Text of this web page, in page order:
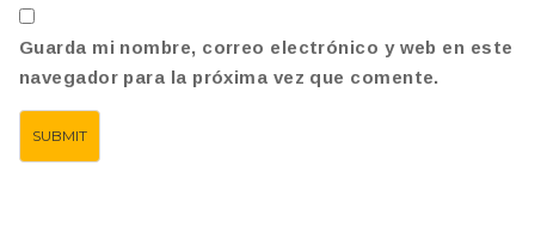
Guarda mi nombre, correo electrónico y web en este
navegador para la próxima vez que comente.